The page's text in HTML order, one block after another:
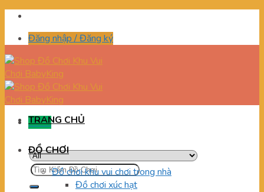
Skip
contentĐăng nhập / Đăng ký
Menu
Tìm
kiếm:
TRANG CHỦ
ĐỒ CHƠI
Đồ chơi khu vui chơi trong nhà
Đồ chơi xúc hạt